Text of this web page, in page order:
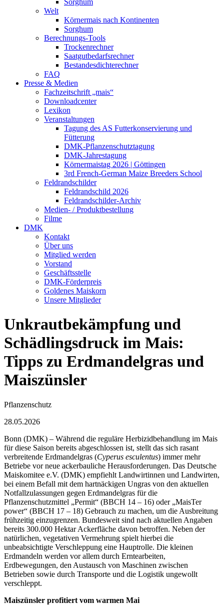
Welt
Körnermais nach Kontinenten
Sorghum
Berechnungs-Tools
Trockenrechner
Saatgutbedarfsrechner
Bestandesdichterechner
FAQ
Presse & Medien
Fachzeitschrift „mais“
Downloadcenter
Lexikon
Veranstaltungen
Tagung des AS Futterkonservierung und
Fütterung
DMK-Pflanzenschutztagung
DMK-Jahrestagung
Körnermaistag 2026 | Göttingen
3rd French-German Maize Breeders School
Feldrandschilder
Feldrandschild 2026
Feldrandschilder-Archiv
Medien- / Produktbestellung
Filme
DMK
Kontakt
Über uns
Mitglied werden
Vorstand
Geschäftsstelle
DMK-Förderpreis
Goldenes Maiskorn
Unsere Mitglieder
Unkrautbekämpfung und
Schädlingsdruck im Mais:
Tipps zu Erdmandelgras und
Maiszünsler
Pflanzenschutz
28.05.2026
Bonn (DMK) – Während die reguläre Herbizidbehandlung im Mais
für diese Saison bereits abgeschlossen ist, stellt das sich rasant
verbreitende Erdmandelgras (Cyperus esculentus) immer mehr
Betriebe vor neue ackerbauliche Herausforderungen. Das Deutsche
Maiskomitee e.V. (DMK) empfiehlt Landwirtinnen und Landwirten,
bei einem Befall mit dem hartnäckigen Ungras von den aktuellen
Notfallzulassungen gegen Erdmandelgras für die
Pflanzenschutzmittel „Permit“ (BBCH 14 – 16) oder „MaisTer
power“ (BBCH 17 – 18) Gebrauch zu machen, um die Ausbreitung
frühzeitig einzugrenzen. Bundesweit sind nach aktuellen Angaben
bereits 300.000 Hektar Ackerfläche davon betroffen. Neben der
natürlichen, vegetativen Vermehrung spielt hierbei die
unbeabsichtigte Verschleppung eine Hauptrolle. Die kleinen
Erdmandeln werden vor allem durch Erntearbeiten,
Erdbewegungen, den Austausch von Maschinen zwischen
Betrieben sowie durch Transporte und die Logistik ungewollt
verschleppt.
Maiszünsler profitiert vom warmen Mai